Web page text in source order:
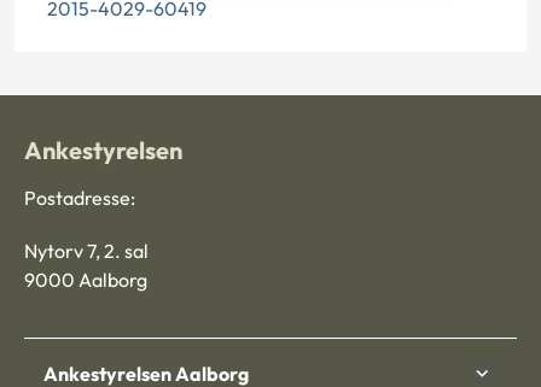
2015-4029-60419
Ankestyrelsen
Postadresse:
Nytorv 7, 2. sal
9000 Aalborg
Ankestyrelsen Aalborg